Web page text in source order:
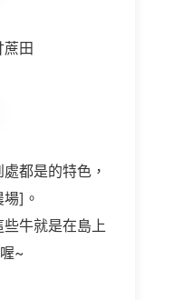
田
都是的特色，
]。
牛就是在島上
~